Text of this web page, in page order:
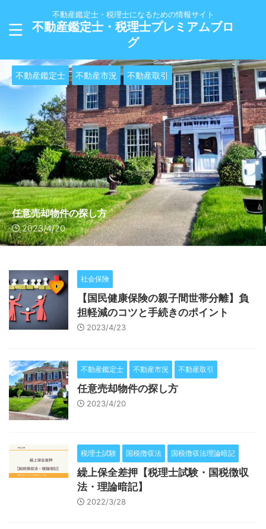
不動産鑑定士・税理士になるための情報サイト
不動産鑑定士・税理士プレミアムブロ
グ
社会保険
【国民健康保険の親子間世帯分離】負担軽減のコツと手続
きのポイント
2023/4/23
不動産鑑定士 不動産市況 不動産取引
任意売却物件の探し方
2023/4/20
税理士試験 国税徴収法 国税徴収法理論暗記
繰上保全差押【税理士試験・国税徴収法・理論暗記】
2022/3/28
税理士試験 国税徴収法 国税徴収法理論暗記
保全差押【税理士試験・国税徴収法・理論暗記】
2022/3/28
税理士試験 国税徴収法 国税徴収法理論暗記
繰上請求【税理士試験・国税徴収法・理論暗記】
2022/3/28
税理士試験 国税徴収法 国税徴収法理論暗記
国税及び地方税と私債権の競合の調整【税理士試験・国税
徴収法・理論暗記】
2022/3/28
税理士試験 国税徴収法 国税徴収法理論暗記
配当の順位～国税と被担保債権の調整～【税理士試験・国
税徴収法・理論暗記】
2022/3/28
税理士試験 国税徴収法 国税徴収法理論暗記
無償又は著しい低額の譲受人の第二次納税義務【税理士試
験・国税徴収法・理論暗記】
2022/3/24
税理士試験 国税徴収法 国税徴収法理論暗記
事業を譲り受けた特殊関係者の第二次納税義務【税理士試
験・国税徴収法・理論暗記】
2022/3/24
税理士試験 国税徴収法 国税徴収法理論暗記
同族会社の第二次納税義務【税理士試験・国税徴収法・理
論暗記】
2022/3/23
社会保険
【国民健康保険の親子間世帯分離】負
担軽減のコツと手続きのポイント
2023/4/23
不動産鑑定士 不動産市況 不動産取引
任意売却物件の探し方
2023/4/20
税理士試験 国税徴収法 国税徴収法理論暗記
繰上保全差押【税理士試験・国税徴収
法・理論暗記】
2022/3/28